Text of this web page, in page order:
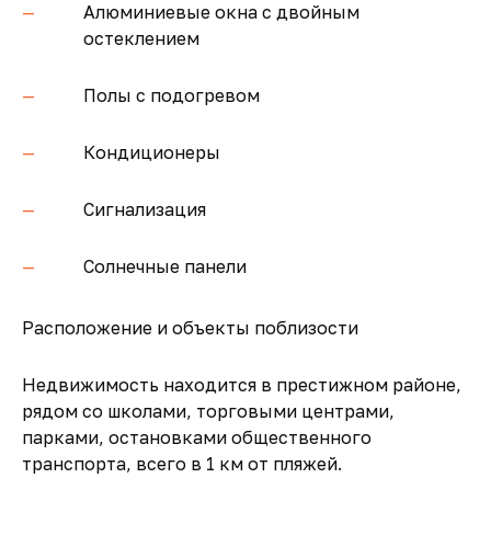
Алюминиевые окна с двойным
остеклением
Полы с подогревом
Кондиционеры
Сигнализация
Солнечные панели
Расположение и объекты поблизости
Недвижимость находится в престижном районе,
рядом со школами, торговыми центрами,
парками, остановками общественного
транспорта, всего в 1 км от пляжей.